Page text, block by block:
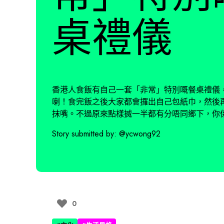
桌禮儀
香港人食飯有自己一套「非常」特別嘅餐桌禮儀
喇！食完飯之後大家都會攞出自己包紙巾，然後
抹嘴。不過原來點樣搣一半都有分唔同鄉下，你
Story submitted by: @ycwong92
0